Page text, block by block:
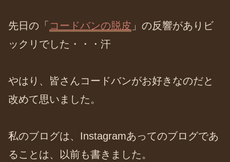
先日の「 コードバンの脱皮 」の反響がありビ
ックリでした・・・汗
やはり、皆さんコードバンがお好きなのだと
改めて思いました。
私のブログは、Instagramあってのブログであ
ることは、以前も書きました。